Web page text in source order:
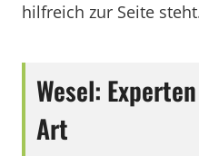
hilfreich zur Seite
Wesel:
Art